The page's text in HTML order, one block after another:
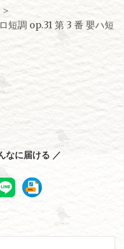
短調 op.31 第 3 番 嬰ハ短
なに届ける ／